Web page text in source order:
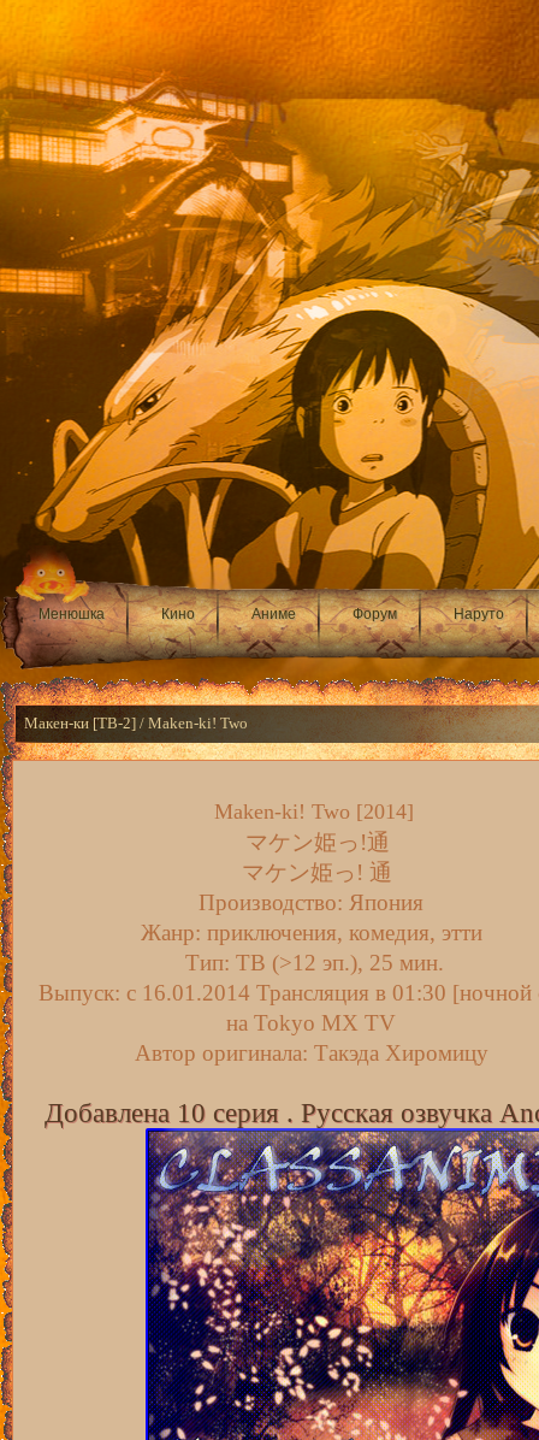
Менюшка Кино Аниме Форум Наруто
Макен-ки [ТВ-2] / Maken-ki! Two
Maken-ki! Two [2014]
マケン姫っ!通
マケン姫っ! 通
Производство: Япония
Жанр: приключения, комедия, этти
Тип: ТВ (>12 эп.), 25 мин.
Выпуск: c 16.01.2014 Трансляция в 01:30 [ночной
на Tokyo MX TV
Автор оригинала: Такэда Хиромицу
Добавлена 10 серия . Русская озвучка